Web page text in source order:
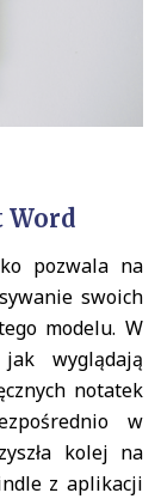
Word
pozwala na
swoich
modelu. W
wyglądają
notatek
w
kolej na
z aplikacji